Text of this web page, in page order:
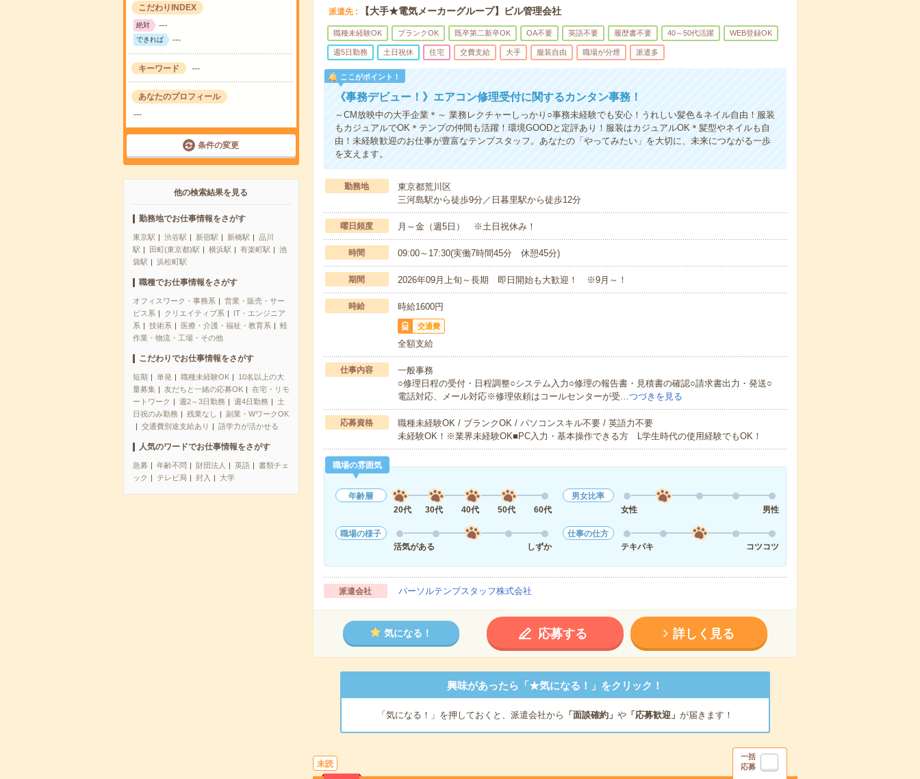
こだわりINDEX
絶対 ---
できれば ---
キーワード ---
あなたのプロフィール
---
条件の変更
他の検索結果を見る
勤務地でお仕事情報をさがす
東京駅 渋谷駅 新宿駅 新橋駅
品川
駅
田町(東京都)駅 横浜駅 有楽町駅
池
袋駅
浜松町駅
職種でお仕事情報をさがす
オフィスワーク・事務系
営業・販売・サー
ビス系
クリエイティブ系
IT・エンジニア
系
技術系 医療・介護・福祉・教育系
軽
作業・物流・工場・その他
こだわりでお仕事情報をさがす
短期 単発 職種未経験OK
10名以上の大
量募集
友だちと一緒の応募OK
在宅・リモ
ートワーク
週2～3日勤務 週4日勤務
土
日祝のみ勤務
残業なし
副業・WワークOK
交通費別途支給あり
語学力が活かせる
人気のワードでお仕事情報をさがす
急募 年齢不問 財団法人 英語
書類チェ
ック
テレビ局 封入 大学
派遣先 【大手★電気メーカーグループ】ビル管理会社
職種未経験OK ブランクOK 既卒第二新卒OK OA不要 英語不要 履歴書不要 40～50代活躍 WEB登録OK
週5日勤務 土日祝休 住宅 交費支給 大手 服装自由 職場が分煙 派遣多
ここがポイント！
《事務デビュー！》エアコン修理受付に関するカンタン事務！
～CM放映中の大手企業＊～ 業務レクチャーしっかり○事務未経験でも安心！うれしい髪色＆ネイル自由！服装
もカジュアルでOK＊テンプの仲間も活躍！環境GOODと定評あり！服装はカジュアルOK＊髪型やネイルも自
由！未経験歓迎のお仕事が豊富なテンプスタッフ。あなたの「やってみたい」を大切に、未来につながる一歩
を支えます。
勤務地
東京都荒川区
三河島駅から徒歩9分／日暮里駅から徒歩12分
曜日頻度 月～金（週5日） ※土日祝休み！
時間 09:00～17:30(実働7時間45分 休憩45分)
期間 2026年09月上旬～長期 即日開始も大歓迎！ ※9月～！
時給 時給1600円
交通費
全額支給
仕事内容
一般事務
○修理日程の受付・日程調整○システム入力○修理の報告書・見積書の確認○請求書出力・発送○
電話対応、メール対応※修理依頼はコールセンターが受…つづきを見る
応募資格
職種未経験OK / ブランクOK / パソコンスキル不要 / 英語力不要
未経験OK！※業界未経験OK■PC入力・基本操作できる方 L学生時代の使用経験でもOK！
職場の雰囲気
年齢層
20代
30代 40代 50代 60代
男女比率
女性
男性
職場の様子
活気がある
しずか
仕事の仕方
テキパキ
コツコツ
派遣会社 パーソルテンプスタッフ株式会社
気になる！ 応募する 詳しく見る
興味があったら「★気になる！」をクリック！
「気になる！」を押しておくと、派遣会社から 「面談確約」 や「応募歓迎」 が届きます！
未読
一括
応募